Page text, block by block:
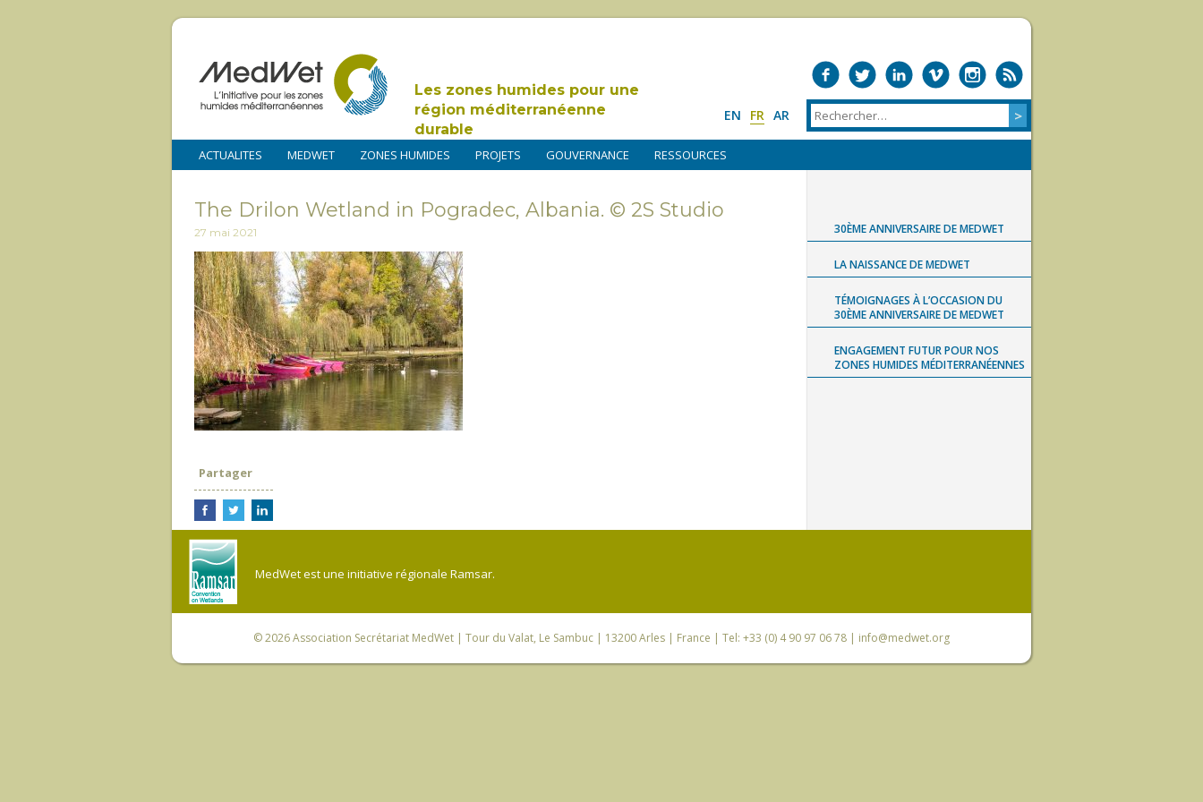
Les zones humides pour une
région méditerranéenne
durable
EN FR AR
ACTUALITES MEDWET ZONES HUMIDES PROJETS GOUVERNANCE RESSOURCES
The Drilon Wetland in Pogradec, Albania. © 2S Studio
27 mai 2021
Partager
30ÈME ANNIVERSAIRE DE MEDWET
LA NAISSANCE DE MEDWET
TÉMOIGNAGES À L’OCCASION DU
30ÈME ANNIVERSAIRE DE MEDWET
ENGAGEMENT FUTUR POUR NOS
ZONES HUMIDES MÉDITERRANÉENNES
MedWet est une initiative régionale Ramsar.
© 2026Association Secrétariat MedWet | Tour du Valat, Le Sambuc | 13200 Arles | France | Tel: +33 (0) 4 90 97 06 78 | info@medwet.org